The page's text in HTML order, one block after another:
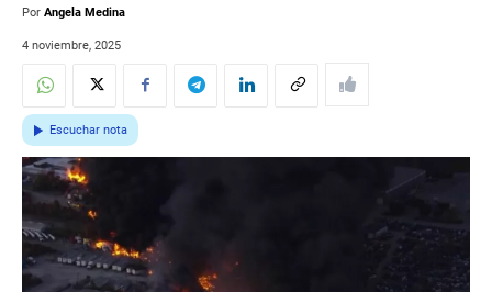
Por Angela Medina
4 noviembre, 2025
Escuchar nota